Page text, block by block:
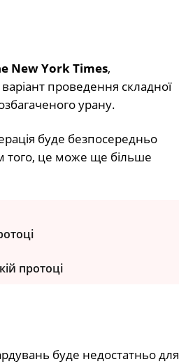
New York Times,
проведення складної
урану.
буде безпосередньо
того, це може ще більше
протоці
буде недостатньо для